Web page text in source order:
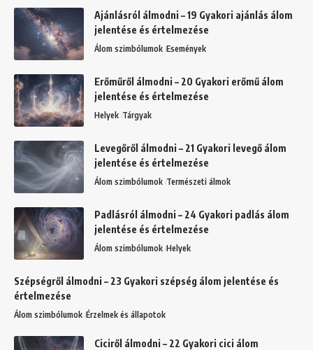
Ajánlásról álmodni – 19 Gyakori ajánlás álom
jelentése és értelmezése
Álom szimbólumok Események
Erőműről álmodni – 20 Gyakori erőmű álom
jelentése és értelmezése
Helyek Tárgyak
Levegőről álmodni – 21 Gyakori levegő álom
jelentése és értelmezése
Álom szimbólumok Természeti álmok
Padlásról álmodni – 24 Gyakori padlás álom
jelentése és értelmezése
Álom szimbólumok Helyek
Szépségről álmodni – 23 Gyakori szépség álom jelentése és
értelmezése
Álom szimbólumok Érzelmek és állapotok
Ciciről álmodni – 22 Gyakori cici álom